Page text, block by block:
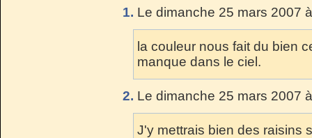
1. Le dimanche 25 mars 2007
la couleur nous fait du bien
manque dans le ciel.
2. Le dimanche 25 mars 2007
J'y mettrais bien des raisins